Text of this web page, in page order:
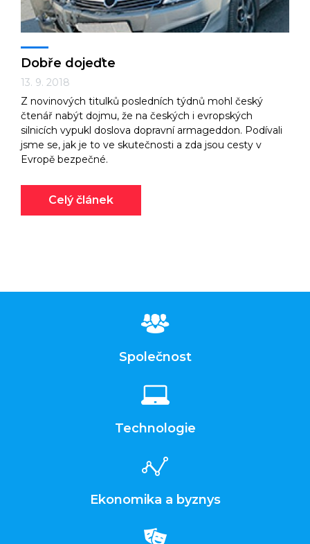
Dobře dojeďte
13. 9. 2018
Z novinových titulků posledních týdnů mohl český
čtenář nabýt dojmu, že na českých i evropských
silnicích vypukl doslova dopravní armageddon. Podívali
jsme se, jak je to ve skutečnosti a zda jsou cesty v
Evropě bezpečné.
Celý článek
Společnost
Technologie
Ekonomika a byznys